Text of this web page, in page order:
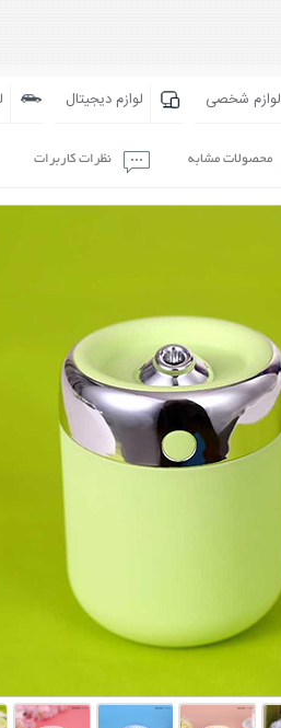
لوازم شخصی لوازم دیجیتال
محصولات مشابه نظرات کاربرات